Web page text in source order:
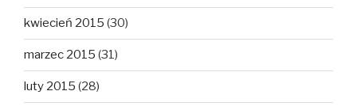
kwiecień 2015 (30)
marzec 2015 (31)
luty 2015 (28)